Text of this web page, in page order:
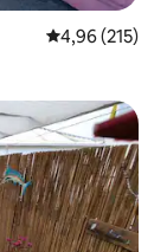
4,96 de uma
4,96 (215)